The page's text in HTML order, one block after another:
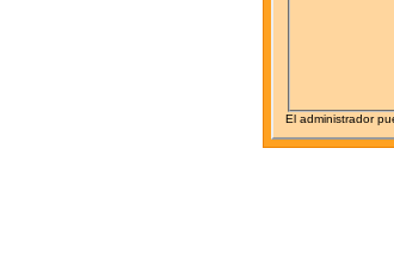
El administrador